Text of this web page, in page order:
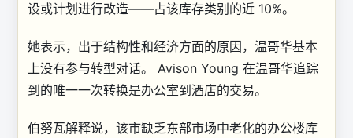
设或计划进行改造——占该库存类别的近 10%。
她表示，出于结构性和经济方面的原因，温哥华基本
上没有参与转型对话。 Avison Young 在温哥华追踪
到的唯一一次转换是办公室到酒店的交易。
伯努瓦解释说，该市缺乏东部市场中老化的办公楼库